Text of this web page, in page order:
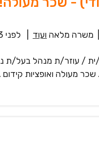
משרה מלאה ועוד לפני 33 דקות
ית / עוזר/ת מנהל בעל/
מעולה ואופציות קידום